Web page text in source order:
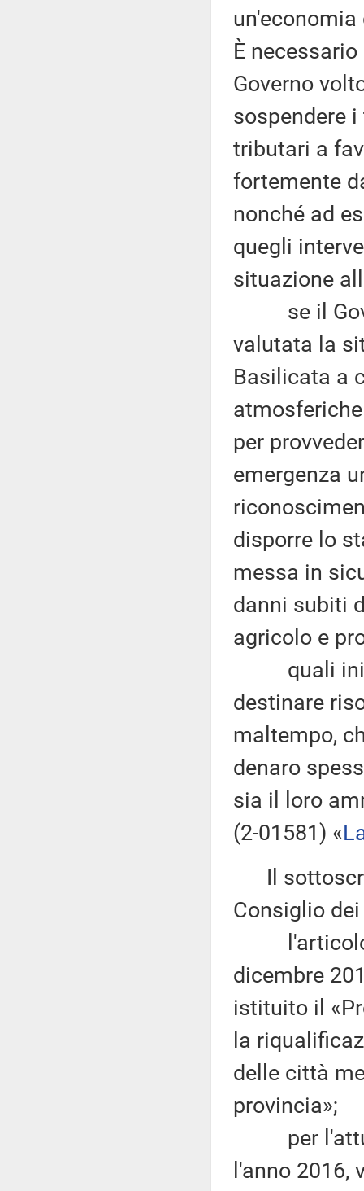
È
Governo
sospendere
tributari a
fortemente
nonché ad
quegli
situazione
se il
valutata la
Basilicata a
per
emergenza
disporre lo
messa in
danni subiti
agricolo e
quali
destinare
maltempo,
denaro
sia il loro
(2-01581) «
Il
Consiglio
l'articolo
dicembre
istituito il
la
delle città
provincia»;
per
l'anno